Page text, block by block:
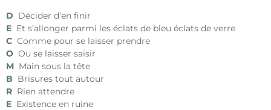
D Décider d’en finir
E Et s’allonger parmi les éclats de bleu éclats de verre
C Comme pour se laisser prendre
O Ou se laisser saisir
M Main sous la tête
B Brisures tout autour
R Rien attendre
E Existence en ruine